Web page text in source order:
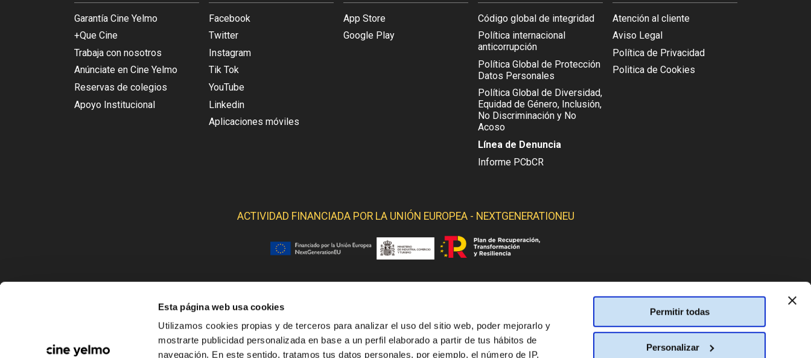
Esta página web usa cookies
Utilizamos cookies propias y de terceros para analizar el uso del sitio web, poder mejorarlo y
mostrarte publicidad personalizada en base a un perfil elaborado a partir de tus hábitos de
navegación. En este sentido, tratamos tus datos personales, por ejemplo, el número de IP,
Permitir todas
Personalizar
Garantía Cine Yelmo
+Que Cine
Trabaja con nosotros
Anúnciate en Cine Yelmo
Reservas de colegios
Apoyo Institucional
Facebook
Twitter
Instagram
Tik Tok
YouTube
Linkedin
Aplicaciones móviles
App Store
Google Play
Código global de integridad
Política internacional
anticorrupción
Política Global de Protección
Datos Personales
Política Global de Diversidad,
Equidad de Género, Inclusión,
No Discriminación y No
Acoso
Línea de Denuncia
Informe PCbCR
Atención al cliente
Aviso Legal
Política de Privacidad
Politica de Cookies
ACTIVIDAD FINANCIADA POR LA UNIÓN EUROPEA - NEXTGENERATIONEU
CINE YELMO OBTIENE SOPORTE DE LOS SIGUIENTES ORGANISMOS: